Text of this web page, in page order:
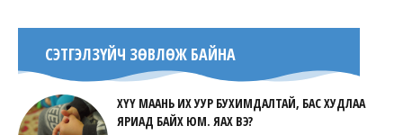
СЭТГЭЛЗҮЙЧ ЗӨВЛӨЖ БАЙНА
ХҮҮ МААНЬ ИХ УУР БУХИМДАЛТАЙ, БАС ХУДЛАА
ЯРИАД БАЙХ ЮМ. ЯАХ ВЭ?